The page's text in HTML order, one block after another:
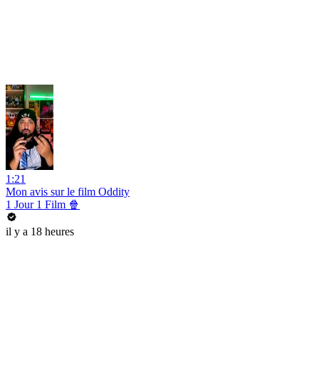
1:21
Mon avis sur le film Oddity
1 Jour 1 Film 🍿
il y a 18 heures